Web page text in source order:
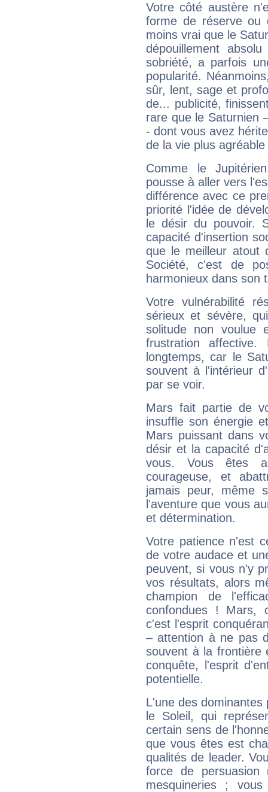
Votre côté austère
forme de réserve
moins vrai que le
dépouillement
sobriété, a parfois
popularité.
sûr, lent, sage et
de... publicité,
rare que le Saturnien
- dont vous avez
de la vie plus
Comme le
pousse à aller vers
différence avec ce
priorité l'idée de
le désir du pouvoir.
capacité d'insertion
que le meilleur atout
Société, c'est de
harmonieux dans son
Votre vulnérabilité
sérieux et sévère,
solitude non voulue
frustration
longtemps, car le
souvent à l'intérieur
par se voir.
Mars fait partie de
insuffle son énergie
Mars puissant dans
désir et la capacité
vous. Vous êtes
courageuse, et
jamais peur, même
l'aventure que vous
et détermination.
Votre patience n'est
de votre audace et
peuvent, si vous n'y
vos résultats, alors
champion de
confondues ! Mars,
c'est l'esprit
– attention à ne pas
souvent à la frontière
conquête, l'esprit
potentielle.
L'une des
le Soleil, qui
certain sens de
que vous êtes est
qualités de leader.
force de
mesquineries ;